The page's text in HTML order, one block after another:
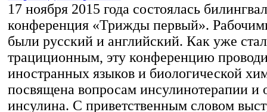
17 ноября 2015 года состоялась
конференция «Трижды первый».
были русский и английский. Как уже
трациционным, эту конференцию
иностранных языков и биологической
посвящена вопросам инсулинотерапии и
инсулина. С приветственным словом